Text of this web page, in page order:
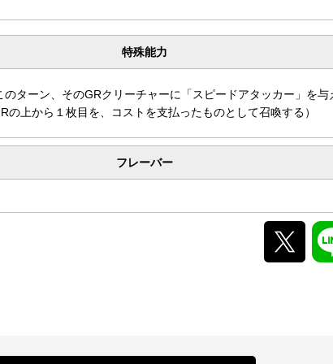
特殊能力
のターン、そのGRクリーチャーに「スピードアタッカー」を与
の上から１枚目を、コストを支払ったものとして召喚する）
フレーバー